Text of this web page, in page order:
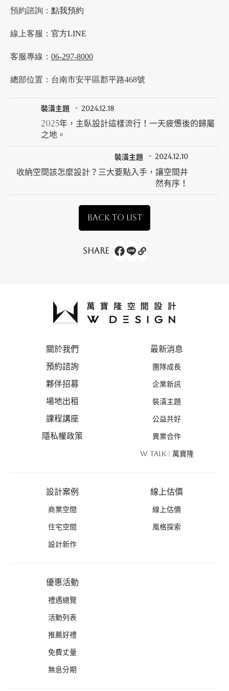
預約諮詢： 點我預約
線上客服： 官方LINE
客服專線： 06-297-8000
總部位置：台南市安平區郡平路468號
裝潢主題 2024.12.18
2025年，主臥設計這樣流行！一天疲憊後的歸屬
之地。
裝潢主題 2024.12.10
收納空間該怎麼設計？三大要點入手，讓空間井
然有序！
BACK TO LIST
Share
關於我們
預約諮詢
夥伴招募
場地出租
課程講座
隱私權政策
最新消息
團隊成長
企業新訊
裝潢主題
公益共好
異業合作
W TALK | 萬寶隆
設計案例
商業空間
住宅空間
設計新作
線上估價
線上估價
風格探索
優惠活動
禮遇總覽
活動列表
推薦好禮
免費丈量
無息分期